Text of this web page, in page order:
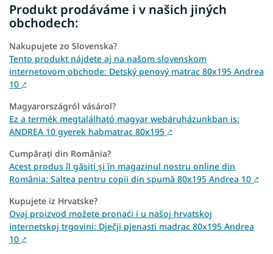
Produkt prodáváme i v našich jiných
obchodech:
Nakupujete zo Slovenska?
Tento produkt nájdete aj na našom slovenskom
internetovom obchode: Detský penový matrac 80x195 Andrea
10 ↗
Magyarországról vásárol?
Ez a termék megtalálható magyar webáruházunkban is:
ANDREA 10 gyerek habmatrac 80x195 ↗
Cumpărați din România?
Acest produs îl găsiți și în magazinul nostru online din
România: Saltea pentru copii din spumă 80x195 Andrea 10 ↗
Kupujete iz Hrvatske?
Ovaj proizvod možete pronaći i u našoj hrvatskoj
internetskoj trgovini: Dječji pjenasti madrac 80x195 Andrea
10 ↗